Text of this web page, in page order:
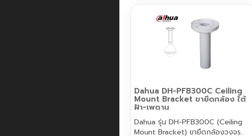
Dahua DH-PFB300C Ceiling
Mount Bracket ขายึดกล้อง ใต้
ฝ้า-เพดาน
Dahua รุ่น DH-PFB300C (Ceiling
Mount Bracket) ขายึดกล้องวงจร..